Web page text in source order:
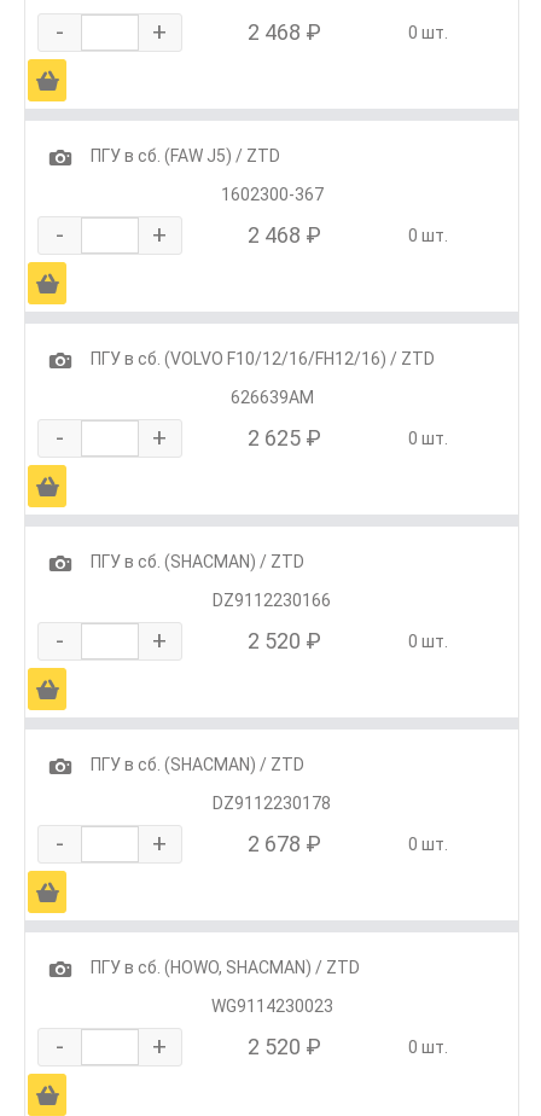
- + 2 468 ₽ 0 шт.
Ä
1
ПГУ в сб. (FAW J5) / ZTD
1602300-367
- + 2 468 ₽ 0 шт.
Ä
1
ПГУ в сб. (VOLVO F10/12/16/FH12/16) / ZTD
626639AM
- + 2 625 ₽ 0 шт.
Ä
1
ПГУ в сб. (SHACMAN) / ZTD
DZ9112230166
- + 2 520 ₽ 0 шт.
Ä
1
ПГУ в сб. (SHACMAN) / ZTD
DZ9112230178
- + 2 678 ₽ 0 шт.
Ä
1
ПГУ в сб. (HOWO, SHACMAN) / ZTD
WG9114230023
- + 2 520 ₽ 0 шт.
Ä